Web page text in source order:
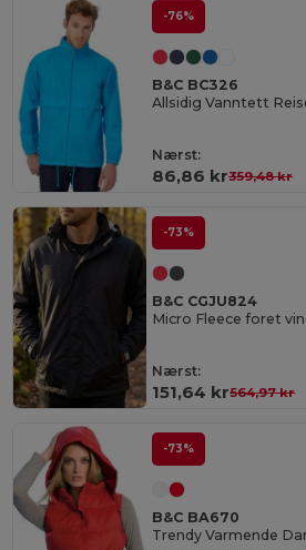
-76%
B&C BC326
Allsidig Vanntett
Nærst:
86,86 kr359,48 kr
-73%
B&C CGJU824
Micro Fleece foret
Nærst:
151,64 kr564,97 kr
-73%
B&C BA670